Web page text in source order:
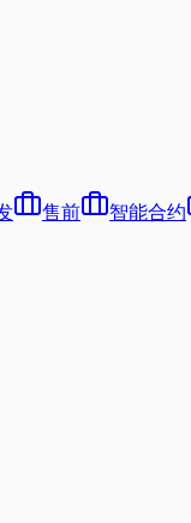
售前 智能合约